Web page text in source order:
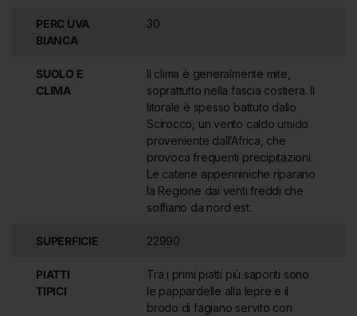
PERC UVA
BIANCA
30
SUOLO E
CLIMA
Il clima è generalmente mite,
soprattutto nella fascia costiera. Il
litorale è spesso battuto dallo
Scirocco, un vento caldo umido
proveniente dall’Africa, che
provoca frequenti precipitazioni.
Le catene appenniniche riparano
la Regione dai venti freddi che
soffiano da nord est.
SUPERFICIE 22990
PIATTI
TIPICI
Tra i primi piatti più saporiti sono
le pappardelle alla lepre e il
brodo di fagiano servito con